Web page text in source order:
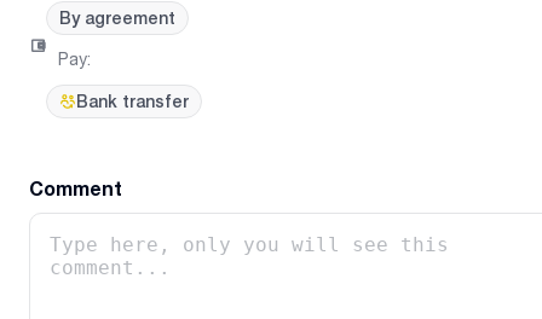
By agreement
Pay:
Bank transfer
Comment